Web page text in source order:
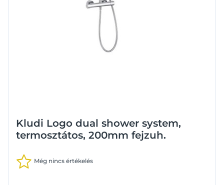
Kludi Logo dual shower system,
termosztátos, 200mm fejzuh.
Még nincs értékelés